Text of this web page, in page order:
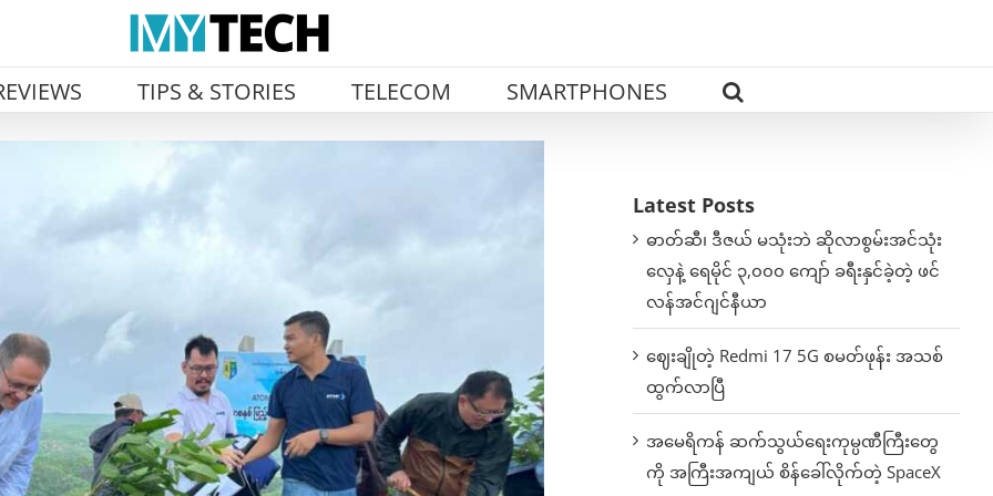
TIPS & STORIES TELECOM SMARTPHONES
Latest Posts
ဓာတ်ဆီ၊ ဒီဇယ် မသုံးဘဲ ဆိုလာစွမ်းအင်သုံး
လှေနဲ့ ရေမိုင် ၃,၀၀၀ ကျော် ခရီးနှင်ခဲ့တဲ့ ဖင်
လန်အင်ဂျင်နီယာ
ဈေးချိုတဲ့ Redmi 17 5G စမတ်ဖုန်း အသစ်
ထွက်လာပြီ
အမေရိကန် ဆက်သွယ်ရေးကုမ္ပဏီကြီးတွေ
ကို အကြီးအကျယ် စိန်ခေါ်လိုက်တဲ့ SpaceX